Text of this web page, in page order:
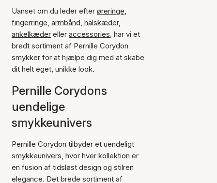
Uanset om du leder efter øreringe,
fingerringe, armbånd, halskæder,
ankelkæder eller accessories, har vi et
bredt sortiment af Pernille Corydon
smykker for at hjælpe dig med at skabe
dit helt eget, unikke look.
Pernille Corydons
uendelige
smykkeunivers
Pernille Corydon tilbyder et uendeligt
smykkeunivers, hvor hver kollektion er
en fusion af tidsløst design og stilren
elegance. Det brede sortiment af